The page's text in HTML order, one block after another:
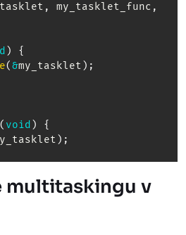
, my_tasklet_func ,
)
{
(&my_tasklet ) ;
( void )
{
) ;
multitaskingu v